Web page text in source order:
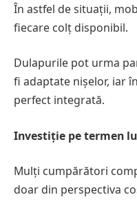
În astfel de situații,
fiecare colț disponibil.
Dulapurile pot urma
fi adaptate nișelor, iar
perfect integrată.
Investiție pe termen
Mulți cumpărători
doar din perspectiva